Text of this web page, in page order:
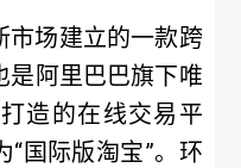
市场建立的一款跨
是阿里巴巴旗下唯
造的在线交易平
“国际版淘宝”。环